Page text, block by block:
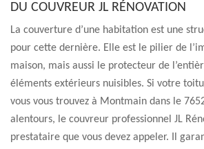
DU COUVREUR JL RÉNOVATION
La couverture d’une habitation est une
pour cette dernière. Elle est le pilier de
maison, mais aussi le protecteur de
éléments extérieurs nuisibles. Si votre
vous vous trouvez à Montmain dans le
alentours, le couvreur professionnel JL
prestataire que vous devez appeler. Il